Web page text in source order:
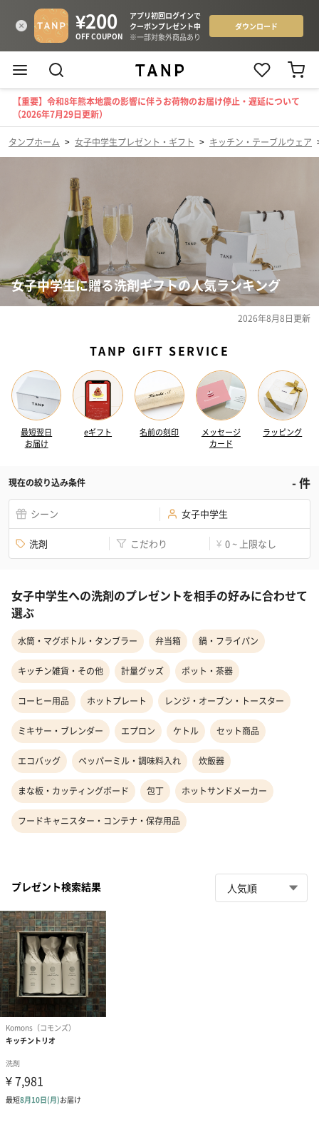
【重要】令和8年熊本地震の影響に伴うお荷物のお届け停止・遅延について
（2026年7月29日更新）
タンプホーム > 女子中学生プレゼント・ギフト > キッチン・テーブルウェア
女子中学生に贈る洗剤ギフトの人気ランキング
2026年8月8日更新
TANP GIFT SERVICE
最短翌日
お届け
eギフト 名前の刻印
メッセージ
カード
ラッピング
現在の絞り込み条件 -件
シーン 女子中学生
洗剤 こだわり ¥ 0 ~ 上限なし
女子中学生への洗剤のプレゼントを相手の好みに合わせて
選ぶ
水筒・マグボトル・タンブラー 弁当箱 鍋・フライパン
キッチン雑貨・その他 計量グッズ ポット・茶器
コーヒー用品 ホットプレート レンジ・オーブン・トースター
ミキサー・ブレンダー エプロン ケトル セット商品
エコバッグ ペッパーミル・調味料入れ 炊飯器
まな板・カッティングボード 包丁 ホットサンドメーカー
フードキャニスター・コンテナ・保存用品
プレゼント検索結果